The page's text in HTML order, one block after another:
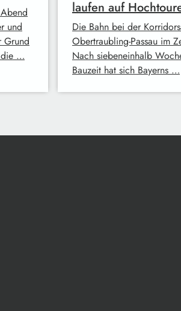
und
Grund
die …
laufen auf
Die Bahn bei der
Obertraubling-Passau im
Nach siebeneinhalb
Bauzeit hat sich Bayerns …